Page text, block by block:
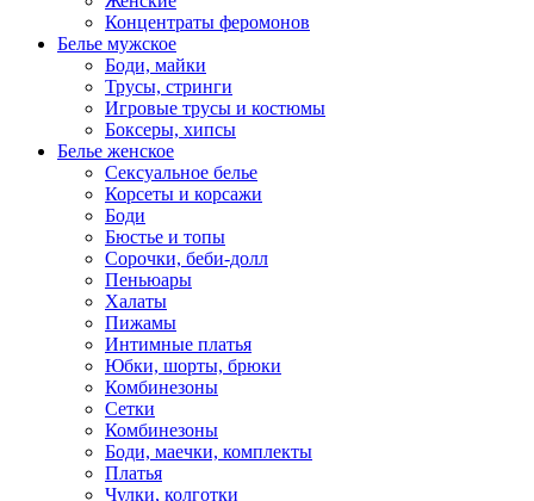
Концентраты феромонов
Белье мужское
Боди, майки
Трусы, стринги
Игровые трусы и костюмы
Боксеры, хипсы
Белье женское
Сексуальное белье
Корсеты и корсажи
Боди
Бюстье и топы
Сорочки, беби-долл
Пеньюары
Халаты
Пижамы
Интимные платья
Юбки, шорты, брюки
Комбинезоны
Сетки
Комбинезоны
Боди, маечки, комплекты
Платья
Чулки, колготки